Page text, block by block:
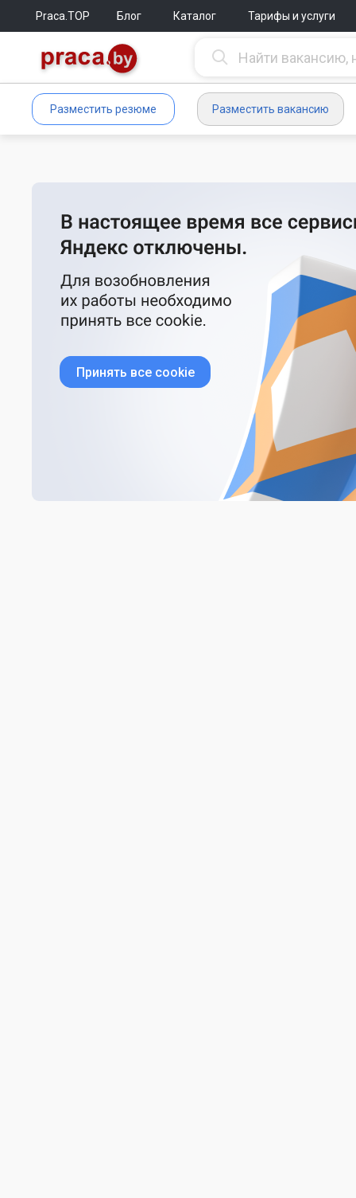
Praca.TOP Блог Каталог Тарифы и услуги
Разместить резюме Разместить вакансию
Принять все cookie